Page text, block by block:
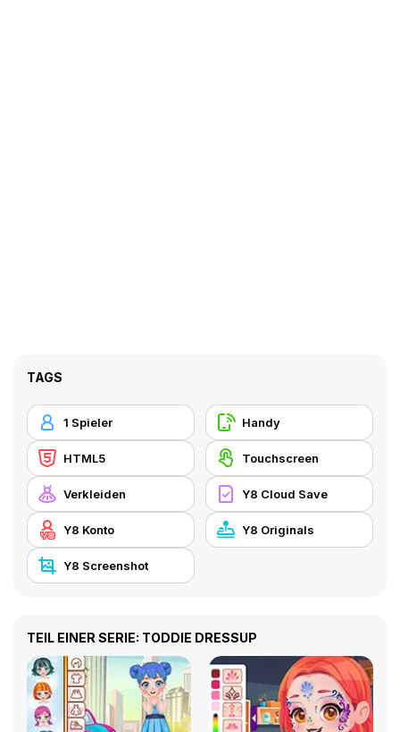
TAGS
1 Spieler Handy
HTML5 Touchscreen
Verkleiden Y8 Cloud Save
Y8 Konto Y8 Originals
Y8 Screenshot
TEIL EINER SERIE: TODDIE DRESSUP